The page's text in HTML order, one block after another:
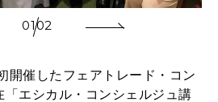
0102
開催したフェアトレード・コン
「エシカル・コンシェルジュ講